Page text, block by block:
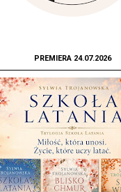
PREMIERA 24.07.2026